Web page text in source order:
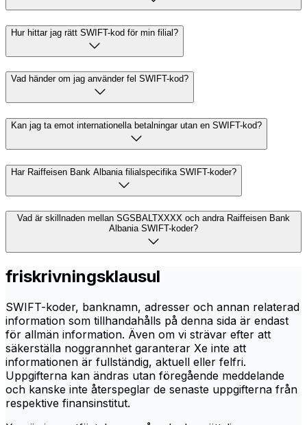
Hur hittar jag rätt SWIFT-kod för min filial?
Vad händer om jag använder fel SWIFT-kod?
Kan jag ta emot internationella betalningar utan en SWIFT-kod?
Har Raiffeisen Bank Albania filialspecifika SWIFT-koder?
Vad är skillnaden mellan SGSBALTXXXX och andra Raiffeisen Bank
Albania SWIFT-koder?
friskrivningsklausul
SWIFT-koder, banknamn, adresser och annan relaterad
information som tillhandahålls på denna sida är endast
för allmän information. Även om vi strävar efter att
säkerställa noggrannhet garanterar Xe inte att
informationen är fullständig, aktuell eller felfri.
Uppgifterna kan ändras utan föregående meddelande
och kanske inte återspeglar de senaste uppgifterna från
respektive finansinstitut.